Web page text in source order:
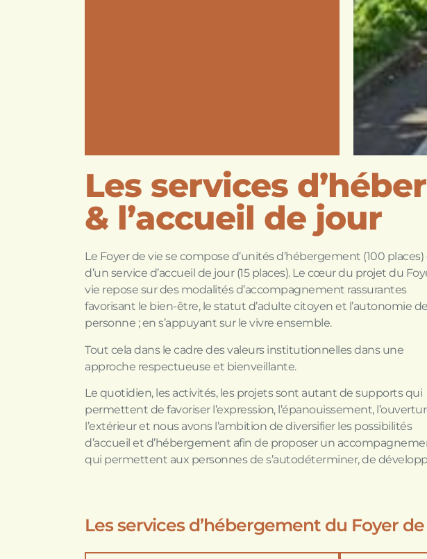
Les services
& l’accueil de jour
Le Foyer de vie se compose d’unités d’hébergement (100 places)
d’un service d’accueil de jour (15 places). Le cœur du projet du
vie repose sur des modalités d’accompagnement rassurantes
favorisant le bien-être, le statut d’adulte citoyen et l’autonomie
personne ; en s’appuyant sur le vivre ensemble.
Tout cela dans le cadre des valeurs institutionnelles dans une
approche respectueuse et bienveillante.
Le quotidien, les activités, les projets sont autant de supports qui
permettent de favoriser l’expression, l’épanouissement,
l’extérieur et nous avons l’ambition de diversifier les possibilités
d’accueil et d’hébergement afin de proposer un
qui permettent aux personnes de s’autodéterminer, de
Les services d’hébergement du Foyer